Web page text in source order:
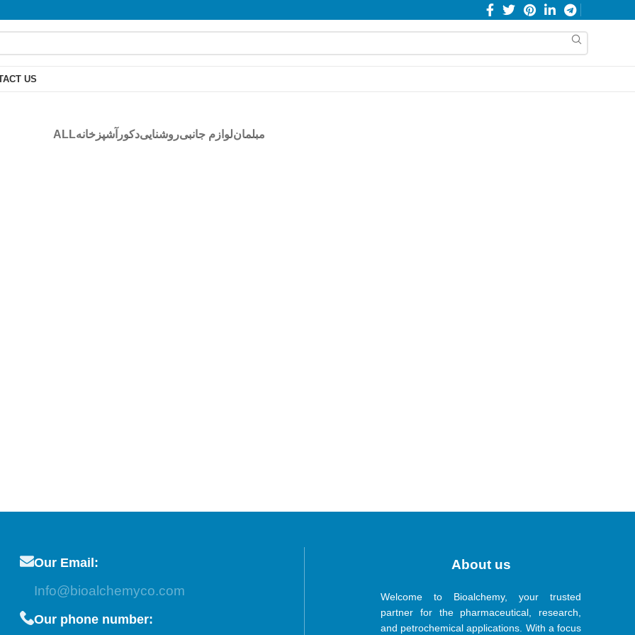
US
ALLآشپزخانه دکورروشناییلوازم جانبیمبلمان
Our Email:
Info@bioalchemyco.com
Our phone number:
About us
Welcome to Bioalchemy, your trusted
partner for the pharmaceutical, research,
and petrochemical applications. With a focus